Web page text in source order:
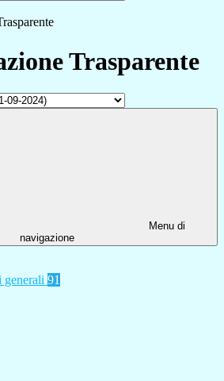
Trasparente
Menu di
navigazione
generali 91